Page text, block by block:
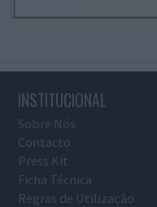
INSTITUCIONAL
Sobre Nós
Contacto
Press Kit
Ficha Técnica
Regras de Utilização